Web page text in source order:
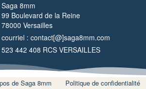
Saga 8mm
99 Boulevard de la Reine
78000 Versailles
courriel : contact[@]saga8mm.com
523 442 408 RCS VERSAILLES
de Saga 8mm Politique de confidentialité